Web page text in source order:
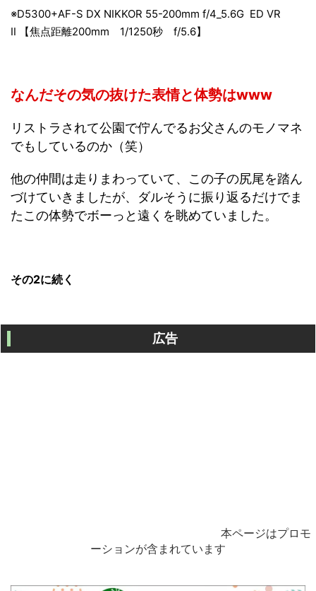
※D5300+AF-S DX NIKKOR 55-200mm f/4_5.6G ED VR
Ⅱ 【焦点距離200mm 1/1250秒 f/5.6】
なんだその気の抜けた表情と体勢はwww
リストラされて公園で佇んでるお父さんのモノマネ
でもしているのか（笑）
他の仲間は走りまわっていて、この子の尻尾を踏ん
づけていきましたが、ダルそうに振り返るだけでま
たこの体勢でボーっと遠くを眺めていました。
その2に続く
広告
本ページはプロモ
ーションが含まれています